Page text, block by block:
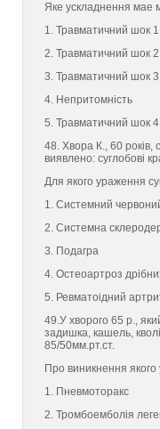
Яке ускладнення маe
1. Травматичний шок 1
2. Травматичний шок 2
3. Травматичний шок 3
4. Непритомнiсть
5. Травматичний шок 4
48. Хвора К., 60 рокiв,
виявлено: суглобовi
Для якого ураження
1. Системний
2. Системна
3. Подагра
4. Остеоартроз
5. Ревматоiдний
49.У хворого 65 р.,
задишка, кашель,
85/50мм.рт.ст.
Про виникнення
1. Пневмоторакс
2. Тромбоемболiя